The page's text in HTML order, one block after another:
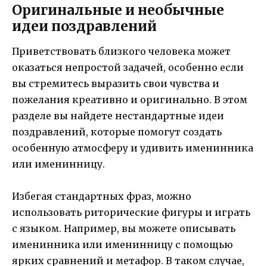
Оригинальные и необычные
идеи поздравлений
Приветствовать близкого человека может
оказаться непростой задачей, особенно если
вы стремитесь выразить свои чувства и
пожелания креативно и оригинально. В этом
разделе вы найдете нестандартные идеи
поздравлений, которые помогут создать
особенную атмосферу и удивить именинника
или именинницу.
Избегая стандартных фраз, можно
использовать риторические фигуры и играть
с языком. Например, вы можете описывать
именинника или именинницу с помощью
ярких сравнений и метафор. В таком случае,